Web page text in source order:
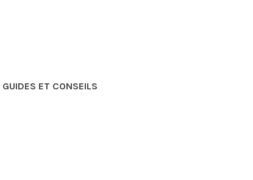
GUIDES ET CONSEILS